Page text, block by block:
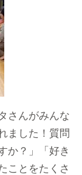
さんがみんな
ました！質問
か？」「好き
ことをたくさ